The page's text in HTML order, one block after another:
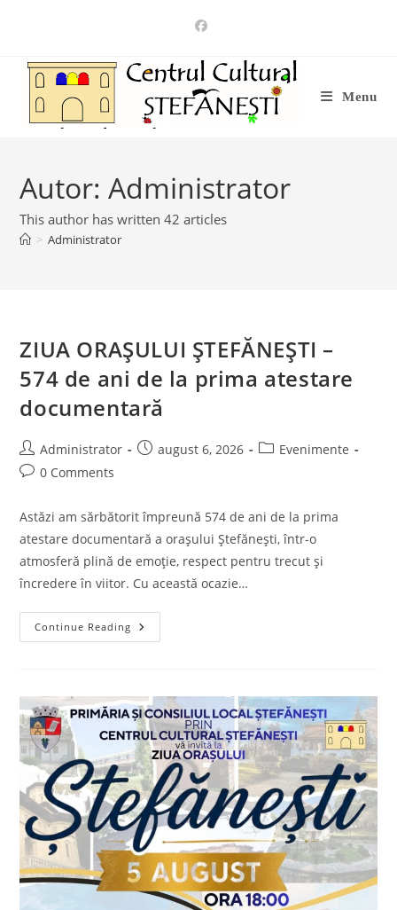
Menu
Autor:Administrator
This author has written 42 articles
> Administrator
ZIUA ORAȘULUI ȘTEFĂNEȘTI –
574 de ani de la prima atestare
documentară
Post
author:
Administrator
Postaugust 6, 2026
PostEvenimente
Post0 Comments
Astăzi am sărbătorit împreună 574 de ani de la prima
atestare documentară a orașului Ștefănești, într-o
atmosferă plină de emoție, respect pentru trecut și
încredere în viitor. Cu această ocazie…
Continue Reading ZIUA
ORAȘULUI
Ani
De
La
Prima
Atestare
Documentară